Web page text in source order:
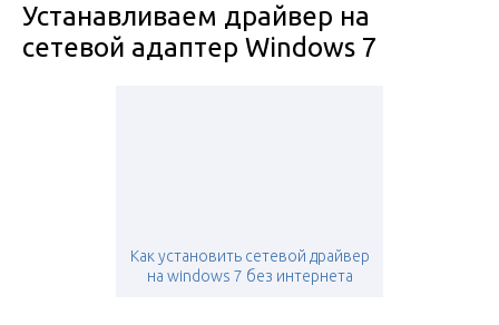
Устанавливаем драйвер на
сетевой адаптер Windows 7
Как установить сетевой драйвер
на windows 7 без интернета